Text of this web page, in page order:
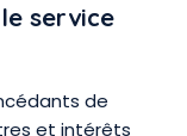
service
de
et intérêts